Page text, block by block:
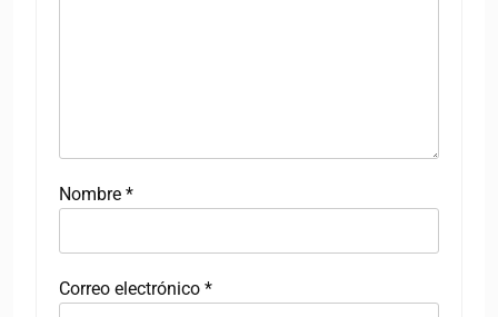
Nombre *
Correo electrónico *